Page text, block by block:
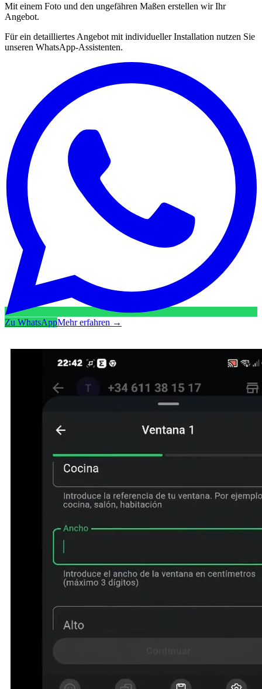
Mit einem Foto und den ungefähren Maßen erstellen wir Ihr
Angebot.
Für ein detailliertes Angebot mit individueller Installation nutzen Sie
unseren WhatsApp-Assistenten.
Zu WhatsAppMehr erfahren →